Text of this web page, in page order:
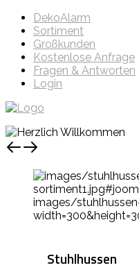
DekoAlarm
Sortiment
Großkunden
Kostenlose Anfrage
Fragen & Antworten
Login
Stuhlhussen